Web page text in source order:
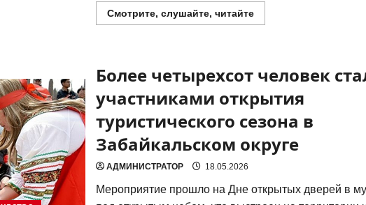
Смотрите, слушайте, читайтеПрочитать
больше
практическая
экология
трех
километрах
забайкальского
побережья
Более четырехсот человек
участниками открытия
туристического сезона в
Забайкальском округе
АДМИНИСТРАТОР 18.05.2026
Меро­при­я­тие про­шло на Дне откры­тых две­рей в